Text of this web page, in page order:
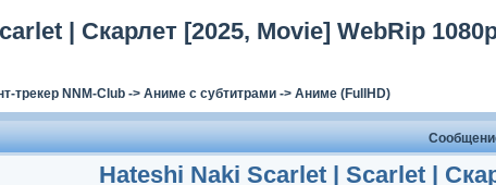
| Скарлет [2025, Movie] WebRip
трекер NNM-Club-> Аниме с субтитрами-> Аниме (FullHD)
Hateshi Naki Scarlet | Scarlet |